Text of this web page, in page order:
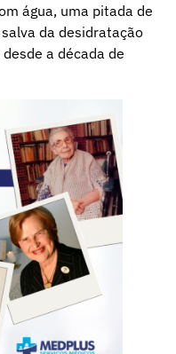
água, uma pitada de
da desidratação
a década de